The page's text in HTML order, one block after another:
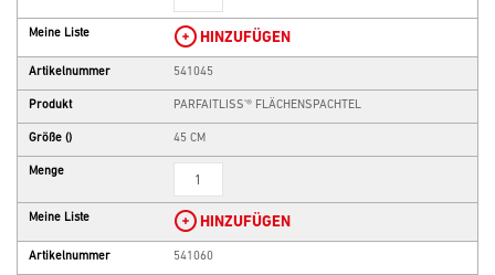
Meine Liste HINZUFÜGEN
Artikelnummer 541045
Produkt PARFAITLISS'® FLÄCHENSPACHTEL
Größe () 45 CM
Menge
Meine Liste HINZUFÜGEN
Artikelnummer 541060